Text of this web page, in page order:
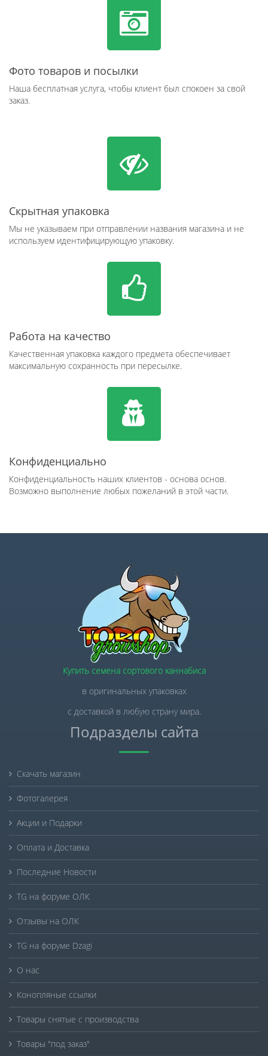
Фото товаров и посылки
Наша бесплатная услуга, чтобы клиент был спокоен за свой
заказ.
Скрытная упаковка
Мы не указываем при отправлении названия магазина и не
используем идентифицирующую упаковку.
Работа на качество
Качественная упаковка каждого предмета обеспечивает
максимальную сохранность при пересылке.
Конфиденциально
Конфиденциальность наших клиентов - основа основ.
Возможно выполнение любых пожеланий в этой части.
Купить семена сортового каннабиса
в оригинальных упаковках
с доставкой в любую страну мира.
Подразделы сайта
Скачать магазин
Фотогалерея
Акции и Подарки
Оплата и Доставка
Последние Новости
TG на форуме ОЛК
Отзывы на ОЛК
TG на форуме Dzagi
О нас
Конопляные ссылки
Товары снятые с производства
Товары "под заказ"